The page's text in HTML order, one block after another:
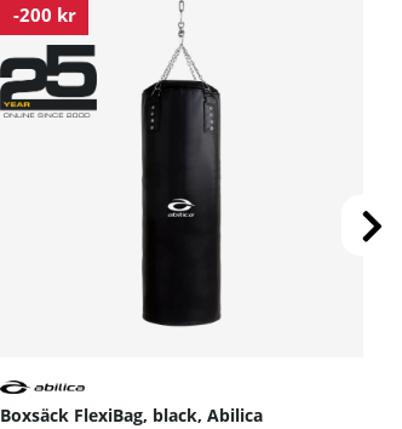
-200 kr
Boxsäck FlexiBag, black, Abilica